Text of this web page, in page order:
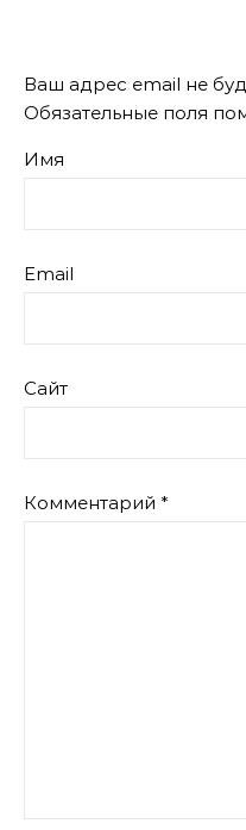
Ваш адрес email не
Обязательные поля
Имя
Email
Сайт
Комментарий *